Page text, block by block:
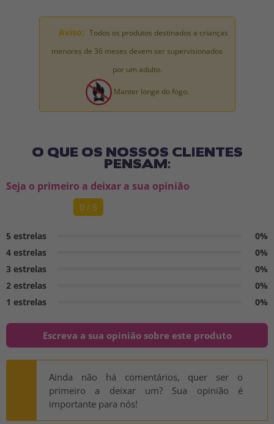
Aviso: Todos os produtos destinados a crianças
menores de 36 meses devem ser supervisionados
por um adulto.
Manter longe do fogo.
O QUE OS NOSSOS CLIENTES
PENSAM:
Seja o primeiro a deixar a sua opinião
0 / 5
5 estrelas
0%
4 estrelas
0%
3 estrelas
0%
2 estrelas
0%
1 estrelas
0%
Escreva a sua opinião sobre este produto
Ainda não há comentários, quer ser o
primeiro a deixar um? Sua opinião é
importante para nós!